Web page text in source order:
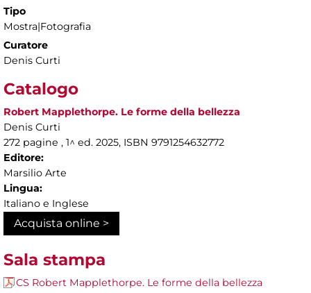
Tipo
Mostra|Fotografia
Curatore
Denis Curti
Catalogo
Robert Mapplethorpe. Le forme della bellezza
Denis Curti
272 pagine , 1^ ed. 2025, ISBN 9791254632772
Editore:
Marsilio Arte
Lingua:
Italiano e Inglese
Acquista online >
Sala stampa
CS Robert Mapplethorpe. Le forme della bellezza